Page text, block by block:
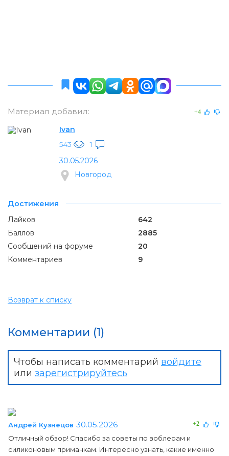
Материал добавил: +4
Ivan
543
1
30.05.2026
Новгород
Достижения
Лайков
642
Баллов
2885
Сообщений на форуме
20
Комментариев
9
Возврат к списку
Комментарии (1)
Чтобы написать комментарий войдите
или зарегистрируйтесь
+2
Андрей Кузнецов 30.05.2026
Отличный обзор! Спасибо за советы по воблерам и
силиконовым приманкам. Интересно узнать, какие именно